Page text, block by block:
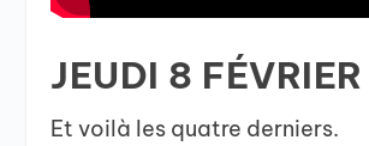
JEUDI 8 FÉVRIER
Et voilà les quatre derniers.